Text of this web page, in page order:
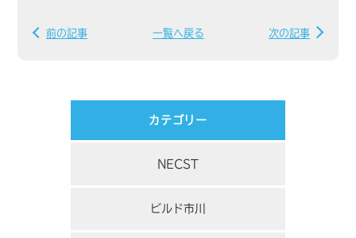
前の記事 一覧へ戻る 次の記事
カテゴリー
NECST
ビルド市川